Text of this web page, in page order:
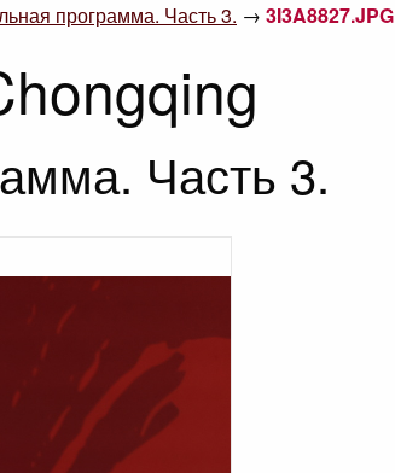
программа. Часть 3. → 3I3A8827.JPG
Часть 3.